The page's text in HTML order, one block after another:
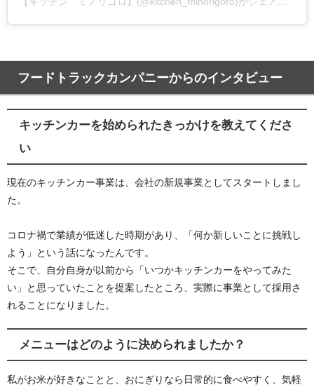
フードトラックカンパニーからのインタビュー
キッチンカーを始められたきっかけを教えてくださ
い
現在のキッチンカー事業は、会社の新規事業としてスタートしまし
た。
コロナ禍で業績が低迷した時期があり、「何か新しいことに挑戦し
よう」という話になったんです。
そこで、自分自身が以前から「いつかキッチンカーをやってみた
い」と思っていたことを提案したところ、実際に事業として採用さ
れることになりました。
メニューはどのように決められましたか？
私がお米が好きなことと、おにぎりなら日常的に食べやすく、気軽